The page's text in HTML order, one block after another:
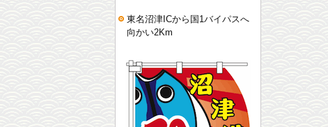
東名沼津ICから国1バイパスへ
向かい2Km